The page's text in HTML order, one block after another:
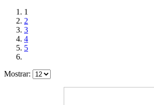
1
2
3
4
5
Mostrar: